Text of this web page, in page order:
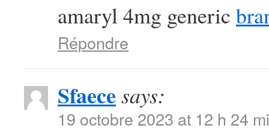
amaryl 4mg generic
Répondre
Sfaece says:
19 octobre 2023 at 12 h 24